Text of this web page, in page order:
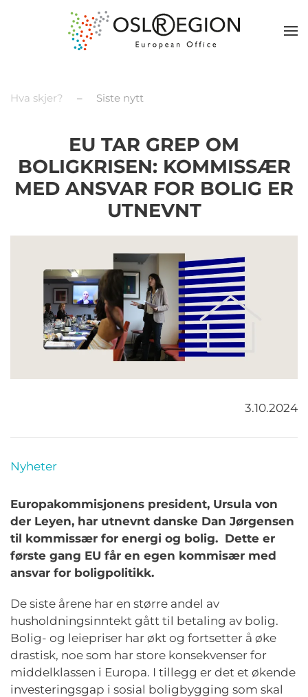
Hva skjer? Siste nytt
EU TAR GREP OM
BOLIGKRISEN: KOMMISSÆR
MED ANSVAR FOR BOLIG ER
UTNEVNT
3.10.2024
Nyheter
Europakommisjonens president, Ursula von
der Leyen, har utnevnt danske Dan Jørgensen
til kommissær for energi og bolig. Dette er
første gang EU får en egen kommisær med
ansvar for boligpolitikk.
De siste årene har en større andel av
husholdningsinntekt gått til betaling av bolig.
Bolig- og leiepriser har økt og fortsetter å øke
drastisk, noe som har store konsekvenser for
middelklassen i Europa. I tillegg er det et økende
investeringsgap i sosial boligbygging som skal